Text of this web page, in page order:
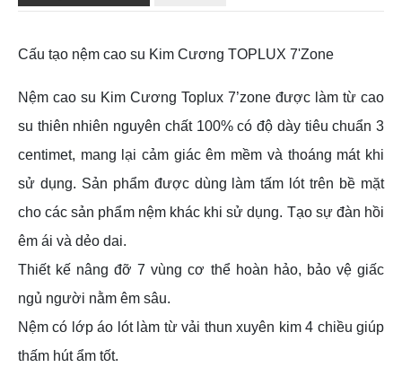
Cấu tạo nệm cao su Kim Cương TOPLUX 7'Zone
Nệm cao su Kim Cương Toplux 7’zone được làm từ cao
su thiên nhiên nguyên chất 100% có độ dày tiêu chuẩn 3
centimet, mang lại cảm giác êm mềm và thoáng mát khi
sử dụng. Sản phẩm được dùng làm tấm lót trên bề mặt
cho các sản phẩm nệm khác khi sử dụng. Tạo sự đàn hồi
êm ái và dẻo dai.
Thiết kế nâng đỡ 7 vùng cơ thể hoàn hảo, bảo vệ giấc
ngủ người nằm êm sâu.
Nệm có lớp áo lót làm từ vải thun xuyên kim 4 chiều giúp
thấm hút ẩm tốt.